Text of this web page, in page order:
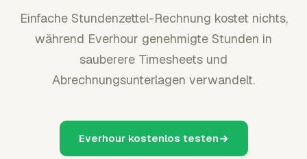
Einfache Stundenzettel-Rechnung kostet nichts,
während Everhour genehmigte Stunden in
sauberere Timesheets und
Abrechnungsunterlagen verwandelt.
Everhour kostenlos testen